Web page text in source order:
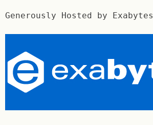
Generously Hosted by Exabytes